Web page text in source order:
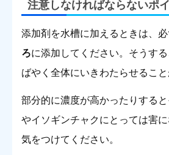
注意しなければならないポ
添加剤を水槽に加えるときは、
ろに添加してください。そうす
ばやく全体にいきわたらせること
部分的に濃度が高かったりする
やイソギンチャクにとっては害
気をつけてください。